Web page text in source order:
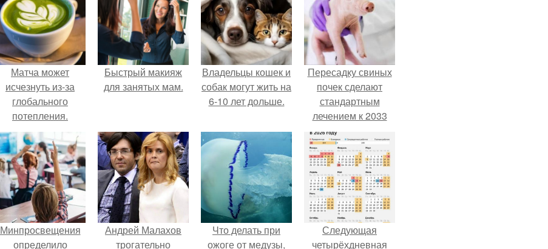
Матча может
исчезнуть из-за
глобального
потепления.
Быстрый макияж
для занятых мам.
Владельцы кошек и
собак могут жить на
6-10 лет дольше.
Пересадку свиных
почек сделают
стандартным
лечением к 2033
году в Японии.
Минпросвещения
определило
Андрей Малахов
трогательно
Что делать при
ожоге от медузы,
Следующая
четырёхдневная